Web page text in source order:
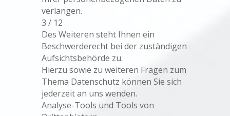
verlangen.
3 / 12
Des Weiteren steht Ihnen ein
Beschwerderecht bei der zuständigen
Aufsichtsbehörde zu.
Hierzu sowie zu weiteren Fragen zum
Thema Datenschutz können Sie sich
jederzeit an uns wenden.
Analyse-Tools und Tools von